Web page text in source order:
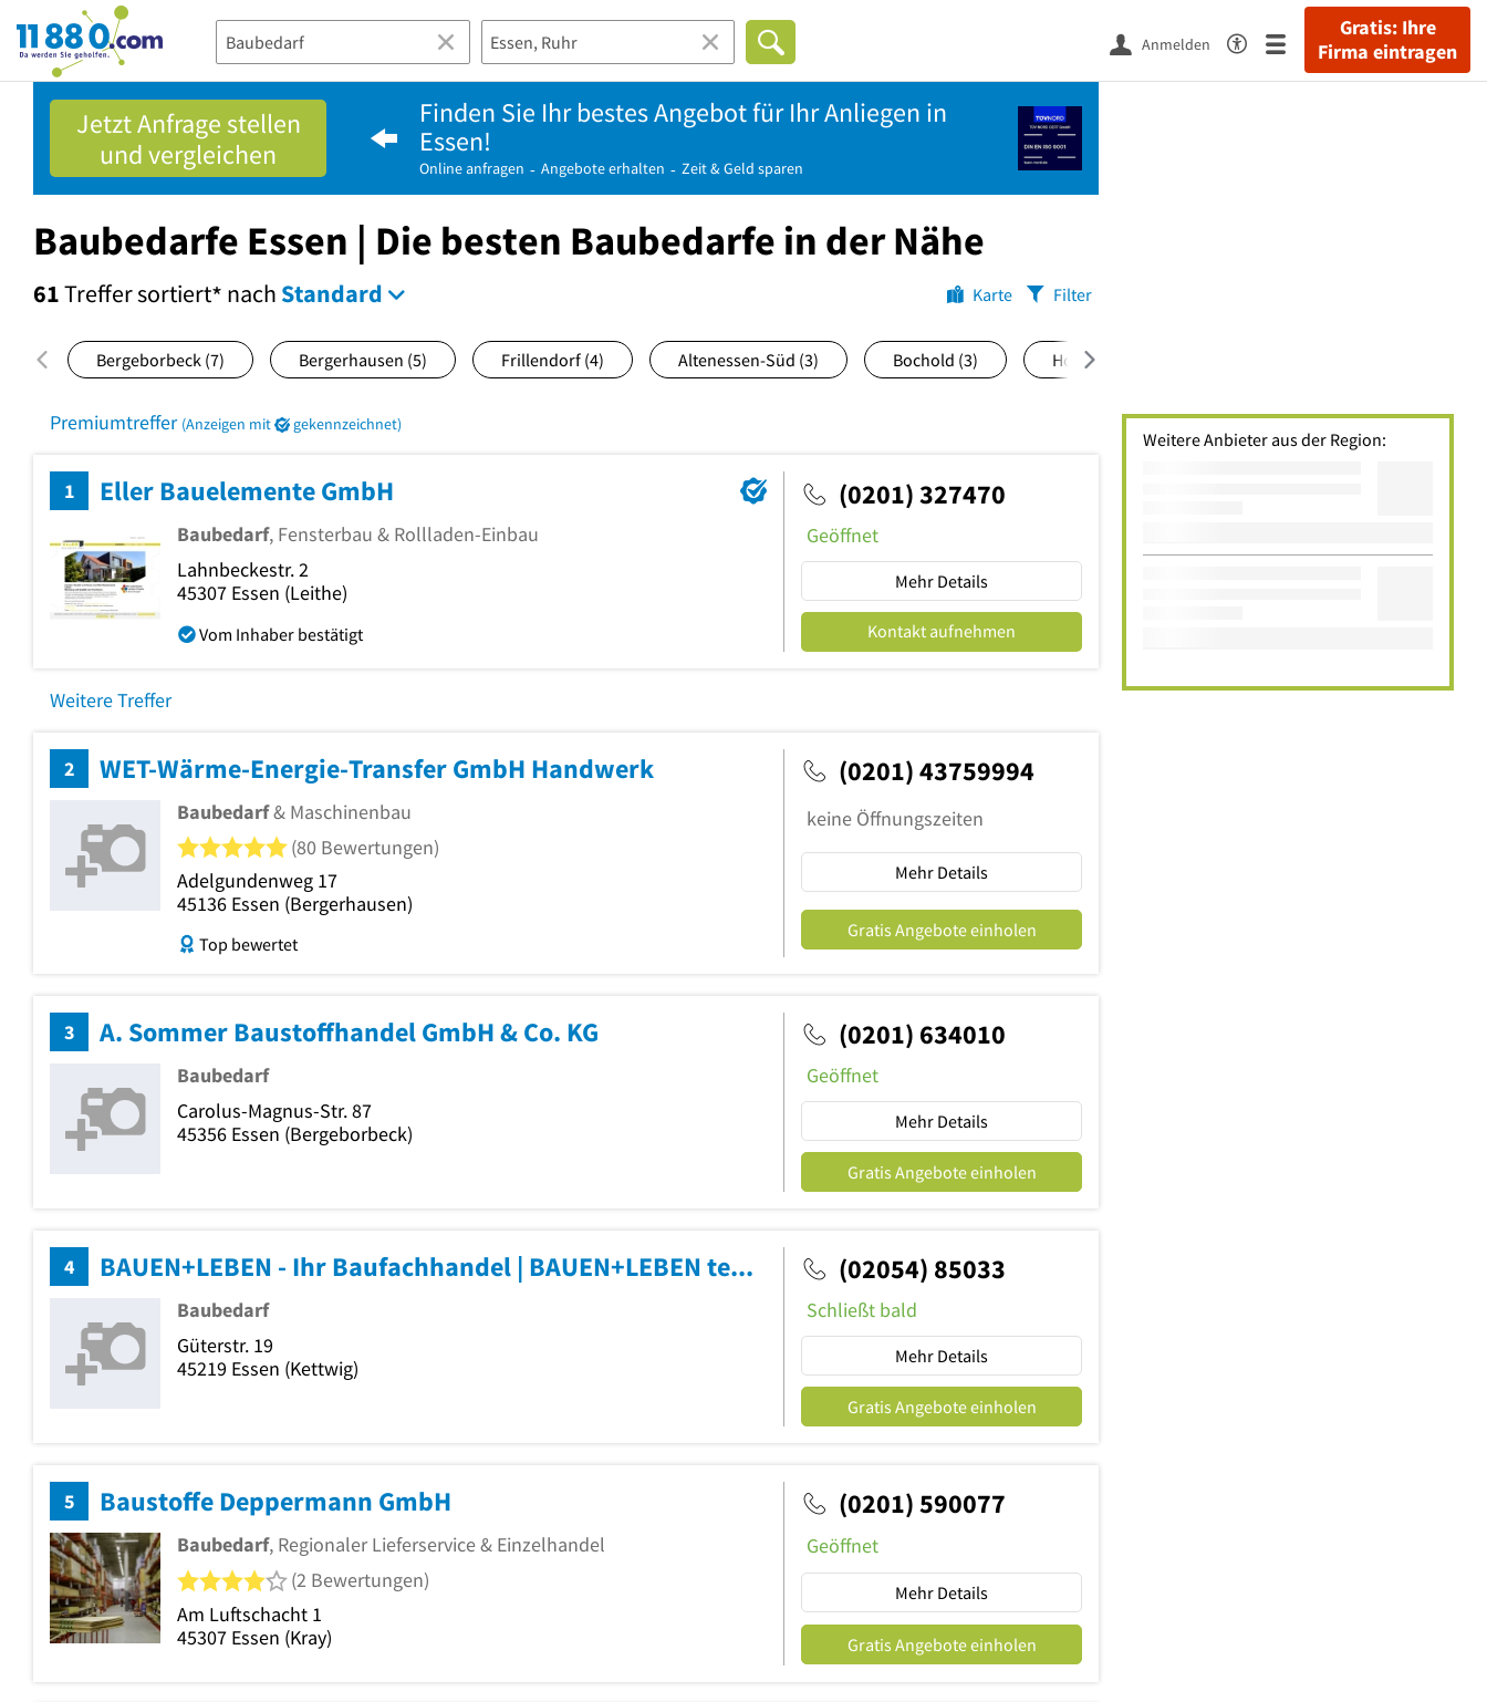
11880.com
Gratis: Ihre
Firma eintragen
Anmelden
Jetzt Anfrage stellen
und vergleichen
Finden Sie Ihr bestes Angebot für Ihr Anliegen in
Essen!
Online anfragen Angebote erhalten Zeit & Geld sparen
Baubedarfe Essen | Die besten Baubedarfe in der Nähe
61Treffersortiert* nach Standard Karte Filter
Bergeborbeck (7) Bergerhausen (5) Frillendorf (4) Altenessen-Süd (3) Bochold (3) Holsterhausen
Premiumtreffer (Anzeigen mit gekennzeichnet)
1 Eller Bauelemente GmbH
Baubedarf, Fensterbau & Rollladen-Einbau
Lahnbeckestr. 2
45307 Essen (Leithe)
Vom Inhaber bestätigt
(0201) 327470
Geöffnet
Mehr Details
Kontakt aufnehmen
Weitere Treffer
2 WET-Wärme-Energie-Transfer GmbH Handwerk
Baubedarf& Maschinenbau
5 von 5 Sternen
(80 Bewertungen)
Adelgundenweg 17
45136 Essen (Bergerhausen)
Top bewertet
(0201) 43759994
keine Öffnungszeiten
Mehr Details
Gratis Angebote einholen
3 A. Sommer Baustoffhandel GmbH & Co. KG
Baubedarf
Carolus-Magnus-Str. 87
45356 Essen (Bergeborbeck)
(0201) 634010
Geöffnet
Mehr Details
Gratis Angebote einholen
4 BAUEN+LEBEN - Ihr Baufachhandel | BAUEN+LEBEN team baucenter GmbH & Co. KG
Baubedarf
Güterstr. 19
45219 Essen (Kettwig)
(02054) 85033
Schließt bald
Mehr Details
Gratis Angebote einholen
5 Baustoffe Deppermann GmbH
Baubedarf, Regionaler Lieferservice & Einzelhandel
4 von 5 Sternen
(2 Bewertungen)
Am Luftschacht 1
45307 Essen (Kray)
(0201) 590077
Geöffnet
Mehr Details
Gratis Angebote einholen
Weitere Anbieter aus der Region: